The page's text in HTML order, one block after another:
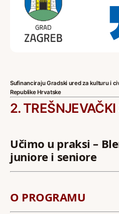
Sufinanciraju Gradski ured za kulturu i
Republike Hrvatske
2.
Učimo u praksi –
juniore i seniore
O PROGRAMU